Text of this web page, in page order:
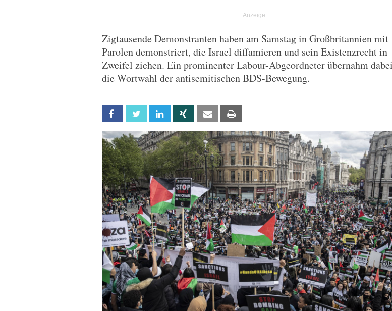
Zigtausende Demonstranten haben am Samstag in Großbritannien mit
Parolen demonstriert, die Israel diffamieren und sein Existenzrecht in
Zweifel ziehen. Ein prominenter Labour-Abgeordneter übernahm dabei
die Wortwahl der antisemitischen BDS-Bewegung.
Facebook Twitter Linkedin Xing Email